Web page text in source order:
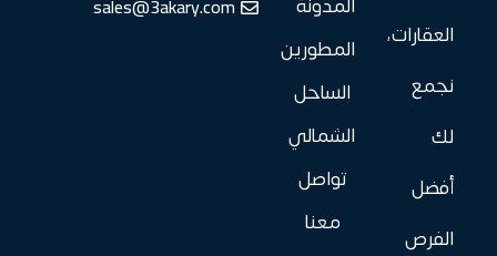
العقارات،
نجمع
لك
أفضل
الفرص
المدونة
المطورين
الساحل
الشمالي
تواصل
معنا
sales@3akary.com